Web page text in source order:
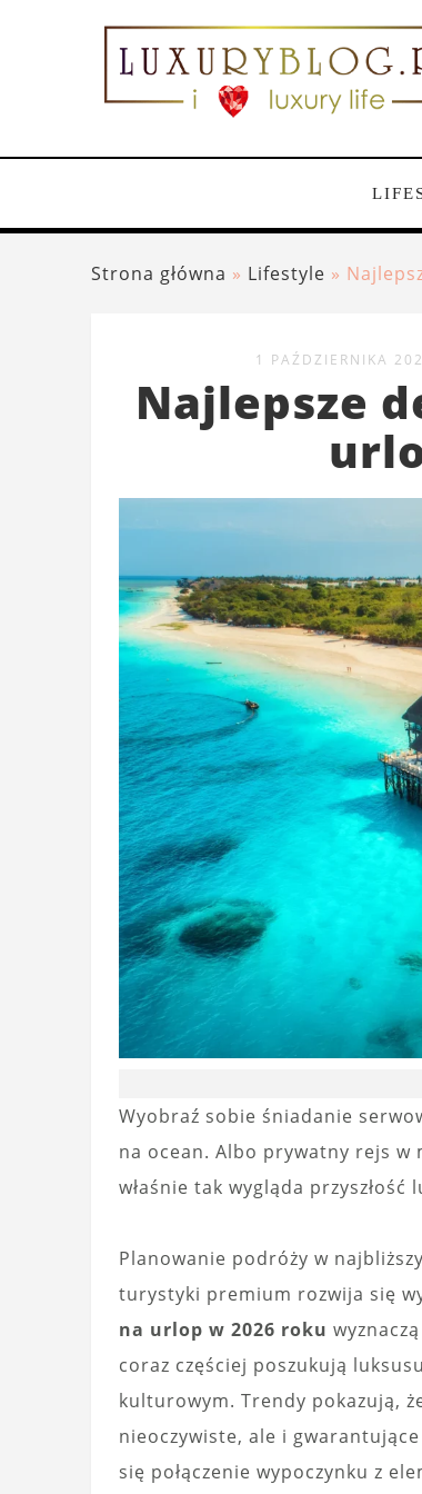
Strona główna » Lifestyle »
1 PAŹDZIERNIKA
Najlepsze
Wyobraź sobie śniadanie
na ocean. Albo prywatny rejs w
właśnie tak wygląda przyszłość
Planowanie podróży w
turystyki premium rozwija się
na urlop w 2026 roku
coraz częściej poszukują
kulturowym. Trendy pokazują,
nieoczywiste, ale i
się połączenie wypoczynku z